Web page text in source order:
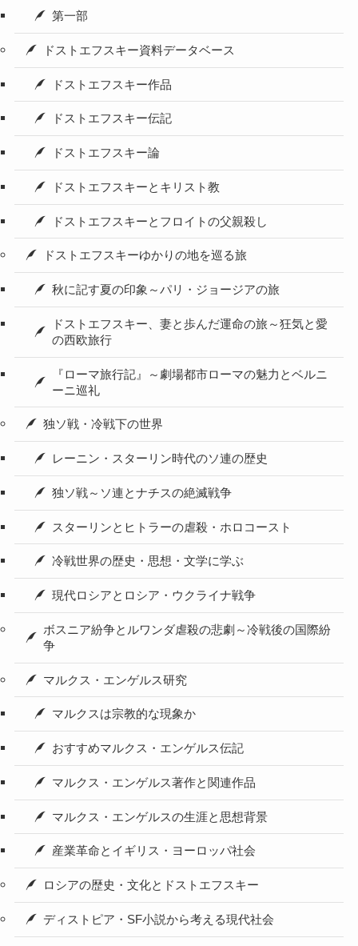
第一部
ドストエフスキー資料データベース
ドストエフスキー作品
ドストエフスキー伝記
ドストエフスキー論
ドストエフスキーとキリスト教
ドストエフスキーとフロイトの父親殺し
ドストエフスキーゆかりの地を巡る旅
秋に記す夏の印象～パリ・ジョージアの旅
ドストエフスキー、妻と歩んだ運命の旅～狂気と愛
の西欧旅行
『ローマ旅行記』～劇場都市ローマの魅力とベルニ
ーニ巡礼
独ソ戦・冷戦下の世界
レーニン・スターリン時代のソ連の歴史
独ソ戦～ソ連とナチスの絶滅戦争
スターリンとヒトラーの虐殺・ホロコースト
冷戦世界の歴史・思想・文学に学ぶ
現代ロシアとロシア・ウクライナ戦争
ボスニア紛争とルワンダ虐殺の悲劇～冷戦後の国際紛
争
マルクス・エンゲルス研究
マルクスは宗教的な現象か
おすすめマルクス・エンゲルス伝記
マルクス・エンゲルス著作と関連作品
マルクス・エンゲルスの生涯と思想背景
産業革命とイギリス・ヨーロッパ社会
ロシアの歴史・文化とドストエフスキー
ディストピア・SF小説から考える現代社会